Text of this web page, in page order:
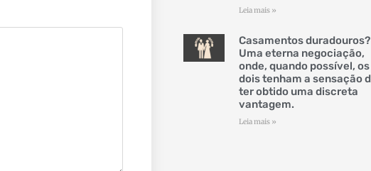
Leia mais »
Casamentos duradouros?
Uma eterna negociação,
onde, quando possível, os
dois tenham a sensação
ter obtido uma discreta
vantagem.
Leia mais »